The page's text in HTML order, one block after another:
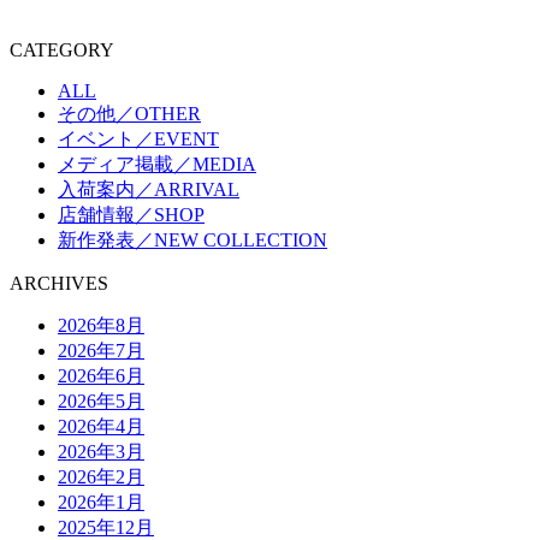
CATEGORY
ALL
その他／OTHER
イベント／EVENT
メディア掲載／MEDIA
入荷案内／ARRIVAL
店舗情報／SHOP
新作発表／NEW COLLECTION
ARCHIVES
2026年8月
2026年7月
2026年6月
2026年5月
2026年4月
2026年3月
2026年2月
2026年1月
2025年12月